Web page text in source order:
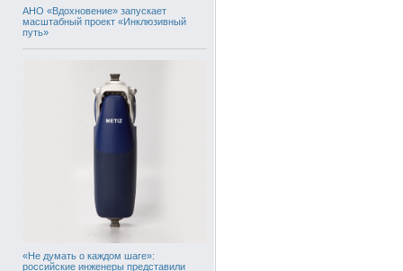
АНО «Вдохновение» запускает
масштабный проект «Инклюзивный
путь»
«Не думать о каждом шаге»:
российские инженеры представили